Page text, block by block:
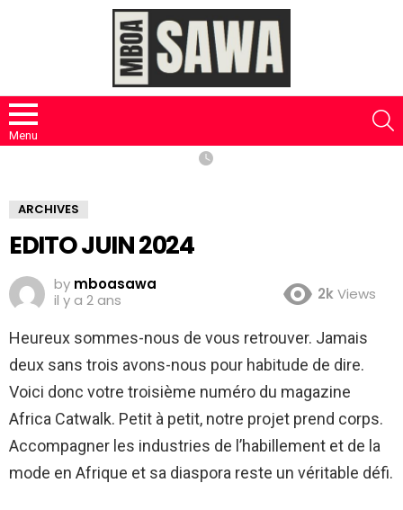
Menu
ARCHIVES
EDITO JUIN 2024
by mboasawa
il y a 2 ans
2kViews
Heureux sommes-nous de vous retrouver. Jamais
deux sans trois avons-nous pour habitude de dire.
Voici donc votre troisième numéro du magazine
Africa Catwalk. Petit à petit, notre projet prend corps.
Accompagner les industries de l’habillement et de la
mode en Afrique et sa diaspora reste un véritable défi.